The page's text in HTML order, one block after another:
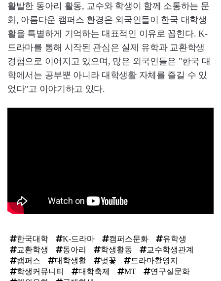
활발한 동아리 활동, 교수와 학생이 함께 소통하는 문
화, 아름다운 캠퍼스 환경은 외국인들이 한국 대학생
활을 특별하게 기억하는 대표적인 이유로 꼽힌다. K-
드라마를 통해 시작된 관심은 실제 유학과 교환학생
경험으로 이어지고 있으며, 많은 외국인들은 "한국 대
학에서는 공부뿐 아니라 대학생활 자체를 즐길 수 있
었다"고 이야기하고 있다.
한국대학 K-드라마 캠퍼스문화
유학생
교환학생
동아리 학생활동
교수학생관계
캠퍼스
대학생활 벚꽃
드라마촬영지
학생커뮤니티
대학축제 MT
연구실문화